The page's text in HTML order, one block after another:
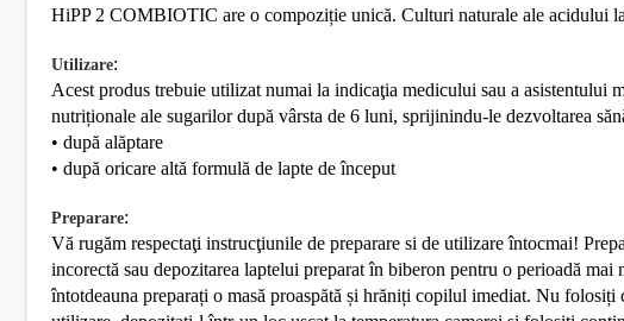
HiPP 2 COMBIOTIC are o compoziție unică. Culturi naturale ale acidului
Utilizare:
Acest produs trebuie utilizat numai la indicaţia medicului sau a
nutriționale ale sugarilor după vârsta de 6 luni, sprijinindu-le dezvoltarea
• după alăptare
• după oricare altă formulă de lapte de început
Preparare:
Vă rugăm respectaţi instrucţiunile de preparare si de utilizare întocmai!
incorectă sau depozitarea laptelui preparat în biberon pentru o perioadă
întotdeauna preparați o masă proaspătă și hrăniți copilul imediat. Nu